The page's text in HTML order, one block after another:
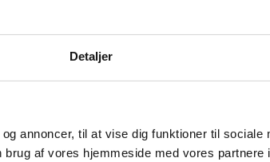
Detaljer
annoncer, til at vise dig funktioner til sociale
af vores hjemmeside med vores partnere
VARENUMMER6546960
Beskrivelse
til bordlampe, 1800-/1900-tallet. H 28